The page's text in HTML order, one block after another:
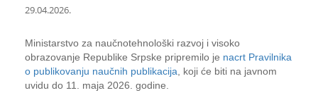
29.04.2026.
Ministarstvo za naučnotehnološki razvoj i visoko
obrazovanje Republike Srpske pripremilo je nacrt Pravilnika
o publikovanju naučnih publikacija , koji će biti na javnom
uvidu do 11. maja 2026. godine.